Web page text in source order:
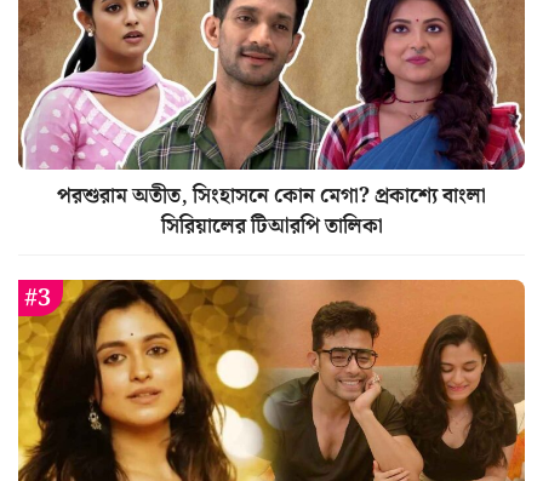
পরশুরাম অতীত, সিংহাসনে কোন মেগা? প্রকাশ্যে বাংলা
সিরিয়ালের টিআরপি তালিকা